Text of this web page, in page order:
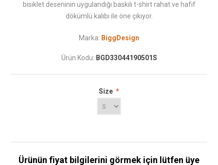
bisiklet deseninin uygulandığı baskılı t-shirt rahat ve hafif
dökümlü kalıbı ile öne çıkıyor.
Marka: BiggDesign
Ürün Kodu: BGD33044190501S
Size *
Ürünün fiyat bilgilerini görmek için lütfen üye